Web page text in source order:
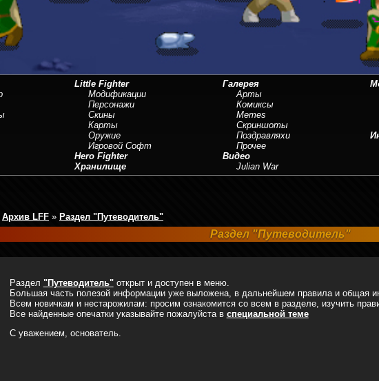
Little Fighter
Модификации
Персонажи
Скины
Карты
Оружие
Игровой Софт
Hero Fighter
Хранилище
Галерея
Арты
Комиксы
Memes
Скриншоты
Поздравляхи
Прочее
Видео
Julian War
Архив LFF » Раздел "Путеводитель"
Раздел "Путеводитель"
Раздел "Путеводитель"открыт и доступен в меню.
Большая часть полезой информации уже выложена, в дальнейшем правила и общая
Всем новичкам и нестарожилам: просим ознакомится со всем в разделе, изучить
Все найденные опечатки указывайте пожалуйста в специальной теме
С уважением, основатель.